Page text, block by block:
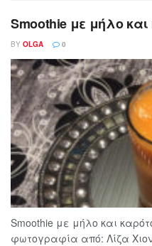
Smoothie με μήλο
BY OLGA 0
Smoothie με μήλο και
φωτογραφία από: Λίζα